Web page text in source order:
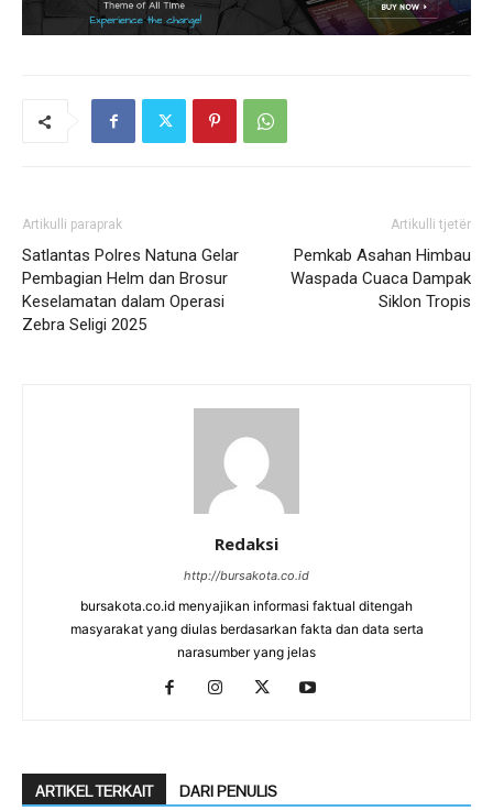
Artikulli paraprak
Satlantas Polres Natuna Gelar
Pembagian Helm dan Brosur
Keselamatan dalam Operasi
Zebra Seligi 2025
Artikulli tjetër
Pemkab Asahan Himbau
Waspada Cuaca Dampak
Siklon Tropis
Redaksi
http://bursakota.co.id
bursakota.co.id menyajikan informasi faktual ditengah
masyarakat yang diulas berdasarkan fakta dan data serta
narasumber yang jelas
ARTIKEL TERKAIT DARI PENULIS